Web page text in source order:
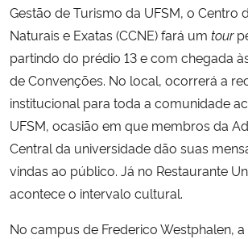
Gestão de Turismo da UFSM, o Centro
Naturais e Exatas (CCNE) fará um tour
partindo do prédio 13 e com chegada
de Convenções. No local, ocorrerá a
institucional para toda a comunidade
UFSM, ocasião em que membros da
Central da universidade dão suas
vindas ao público. Já no Restaurante
acontece o intervalo cultural.
No campus de Frederico Westphalen,